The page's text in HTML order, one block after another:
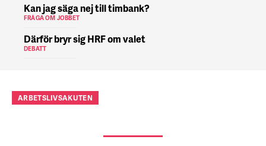
Kan jag säga nej till timbank?
FRÅGA OM JOBBET
Därför bryr sig HRF om valet
DEBATT
ARBETSLIVSAKUTEN